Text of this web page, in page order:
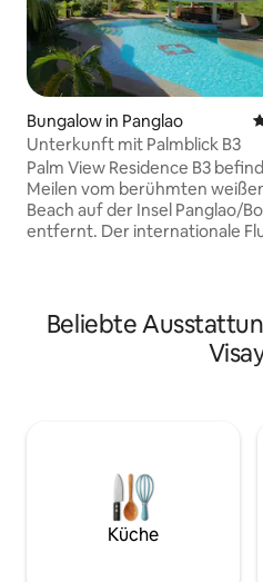
Bungalow in Panglao
Unterkunft mit Palmblick B3
Palm View Residence B3
Meilen vom berühmten weißen Alona
Beach auf der Insel Panglao/
entfernt. Der internationale Flughafen
vertrauter und geschützter
Meter von der Hauptstraße. Es gibt
einige nette Restaurants und
ES GIBT KEIN ESSEN IM RESORT
ZU KAUFEN!
Beliebte
Küche